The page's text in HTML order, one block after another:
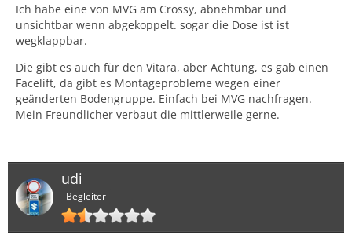
Ich habe eine von MVG am Crossy, abnehmbar und
unsichtbar wenn abgekoppelt. sogar die Dose ist ist
wegklappbar.
Die gibt es auch für den Vitara, aber Achtung, es gab einen
Facelift, da gibt es Montageprobleme wegen einer
geänderten Bodengruppe. Einfach bei MVG nachfragen.
Mein Freundlicher verbaut die mittlerweile gerne.
udi
Begleiter